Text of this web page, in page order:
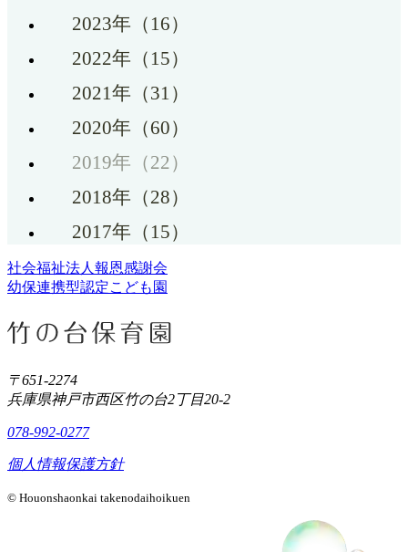
2023年（16）
2022年（15）
2021年（31）
2020年（60）
2019年（22）
2018年（28）
2017年（15）
社会福祉法人報恩感謝会
幼保連携型認定こども園
〒651-2274
兵庫県神戸市西区竹の台2丁目20-2
078-992-0277
個人情報保護方針
© Houonshaonkai takenodaihoikuen